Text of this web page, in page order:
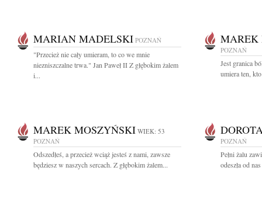
MARIAN MADELSKI POZNAŃ
"Przecież nie cały umieram, to co we mnie
niezniszczalne trwa." Jan Paweł II Z głębokim żalem
i...
MAREK
POZNAŃ
Jest granica
umiera ten,
MAREK MOSZYŃSKI WIEK: 53
POZNAŃ
Odszedłeś, a przecież wciąż jesteś z nami, zawsze
będziesz w naszych sercach. Z głębokim żalem...
POZNAŃ
Pełni żalu
odeszła od